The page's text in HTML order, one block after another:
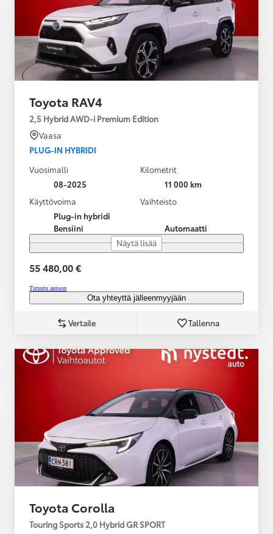
Toyota RAV4
2,5 Hybrid AWD-i Premium Edition
Vaasa
PLUG-IN HYBRIDI
Vuosimalli
08-2025
Kilometrit
11 000 km
Käyttövoima
Plug-in hybridi
Bensiini
Vaihteisto
Automaatti
Näytä lisää
55 480,00 €
Tutustu autoon
Ota yhteyttä jälleenmyyjään
Vertaile Tallenna
Toyota Corolla
Touring Sports 2,0 Hybrid GR SPORT